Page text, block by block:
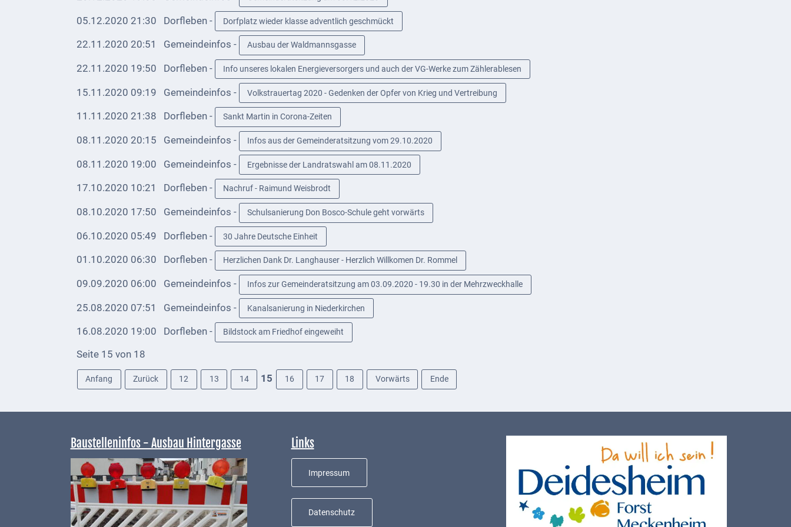
Mobilität
Wasser-
Abwasser
Defibrillatoren
Historisches
Bürgerhospital
Deidesheim
Akten
05.12.2020 21:30 Dorfleben - Dorfplatz wieder klasse adventlich geschmückt
22.11.2020 20:51 Gemeindeinfos - Ausbau der Waldmannsgasse
22.11.2020 19:50 Dorfleben - Info unseres lokalen Energieversorgers und auch der VG-Werke zum Zählerablesen
15.11.2020 09:19 Gemeindeinfos - Volkstrauertag 2020 - Gedenken der Opfer von Krieg und Vertreibung
11.11.2020 21:38 Dorfleben - Sankt Martin in Corona-Zeiten
08.11.2020 20:15 Gemeindeinfos - Infos aus der Gemeinderatsitzung vom 29.10.2020
08.11.2020 19:00 Gemeindeinfos - Ergebnisse der Landratswahl am 08.11.2020
17.10.2020 10:21 Dorfleben - Nachruf - Raimund Weisbrodt
08.10.2020 17:50 Gemeindeinfos - Schulsanierung Don Bosco-Schule geht vorwärts
06.10.2020 05:49 Dorfleben - 30 Jahre Deutsche Einheit
01.10.2020 06:30 Dorfleben - Herzlichen Dank Dr. Langhauser - Herzlich Willkomen Dr. Rommel
09.09.2020 06:00 Gemeindeinfos - Infos zur Gemeinderatsitzung am 03.09.2020 - 19.30 in der Mehrzweckhalle
25.08.2020 07:51 Gemeindeinfos - Kanalsanierung in Niederkirchen
16.08.2020 19:00 Dorfleben - Bildstock am Friedhof eingeweiht
Seite 15 von 18
Anfang Zurück 12 13 14 15 16 17 18 Vorwärts Ende
Baustelleninfos - Ausbau Hintergasse Links
Impressum
Datenschutz